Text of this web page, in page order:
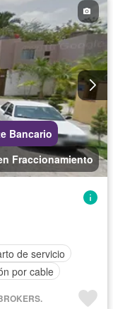
Bancario
Fraccionamiento
de servicio
por cable